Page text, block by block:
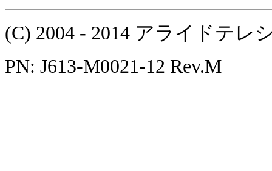
(C) 2004 - 2014 アライドテ
PN: J613-M0021-12 Rev.M